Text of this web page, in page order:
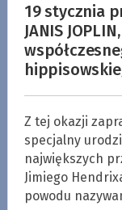
19 stycznia
JANIS
Z tej okazji
specjalny
największych
Jimiego
powodu